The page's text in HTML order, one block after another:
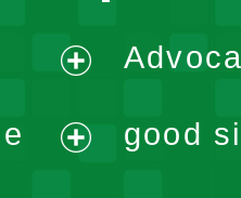
menu
good